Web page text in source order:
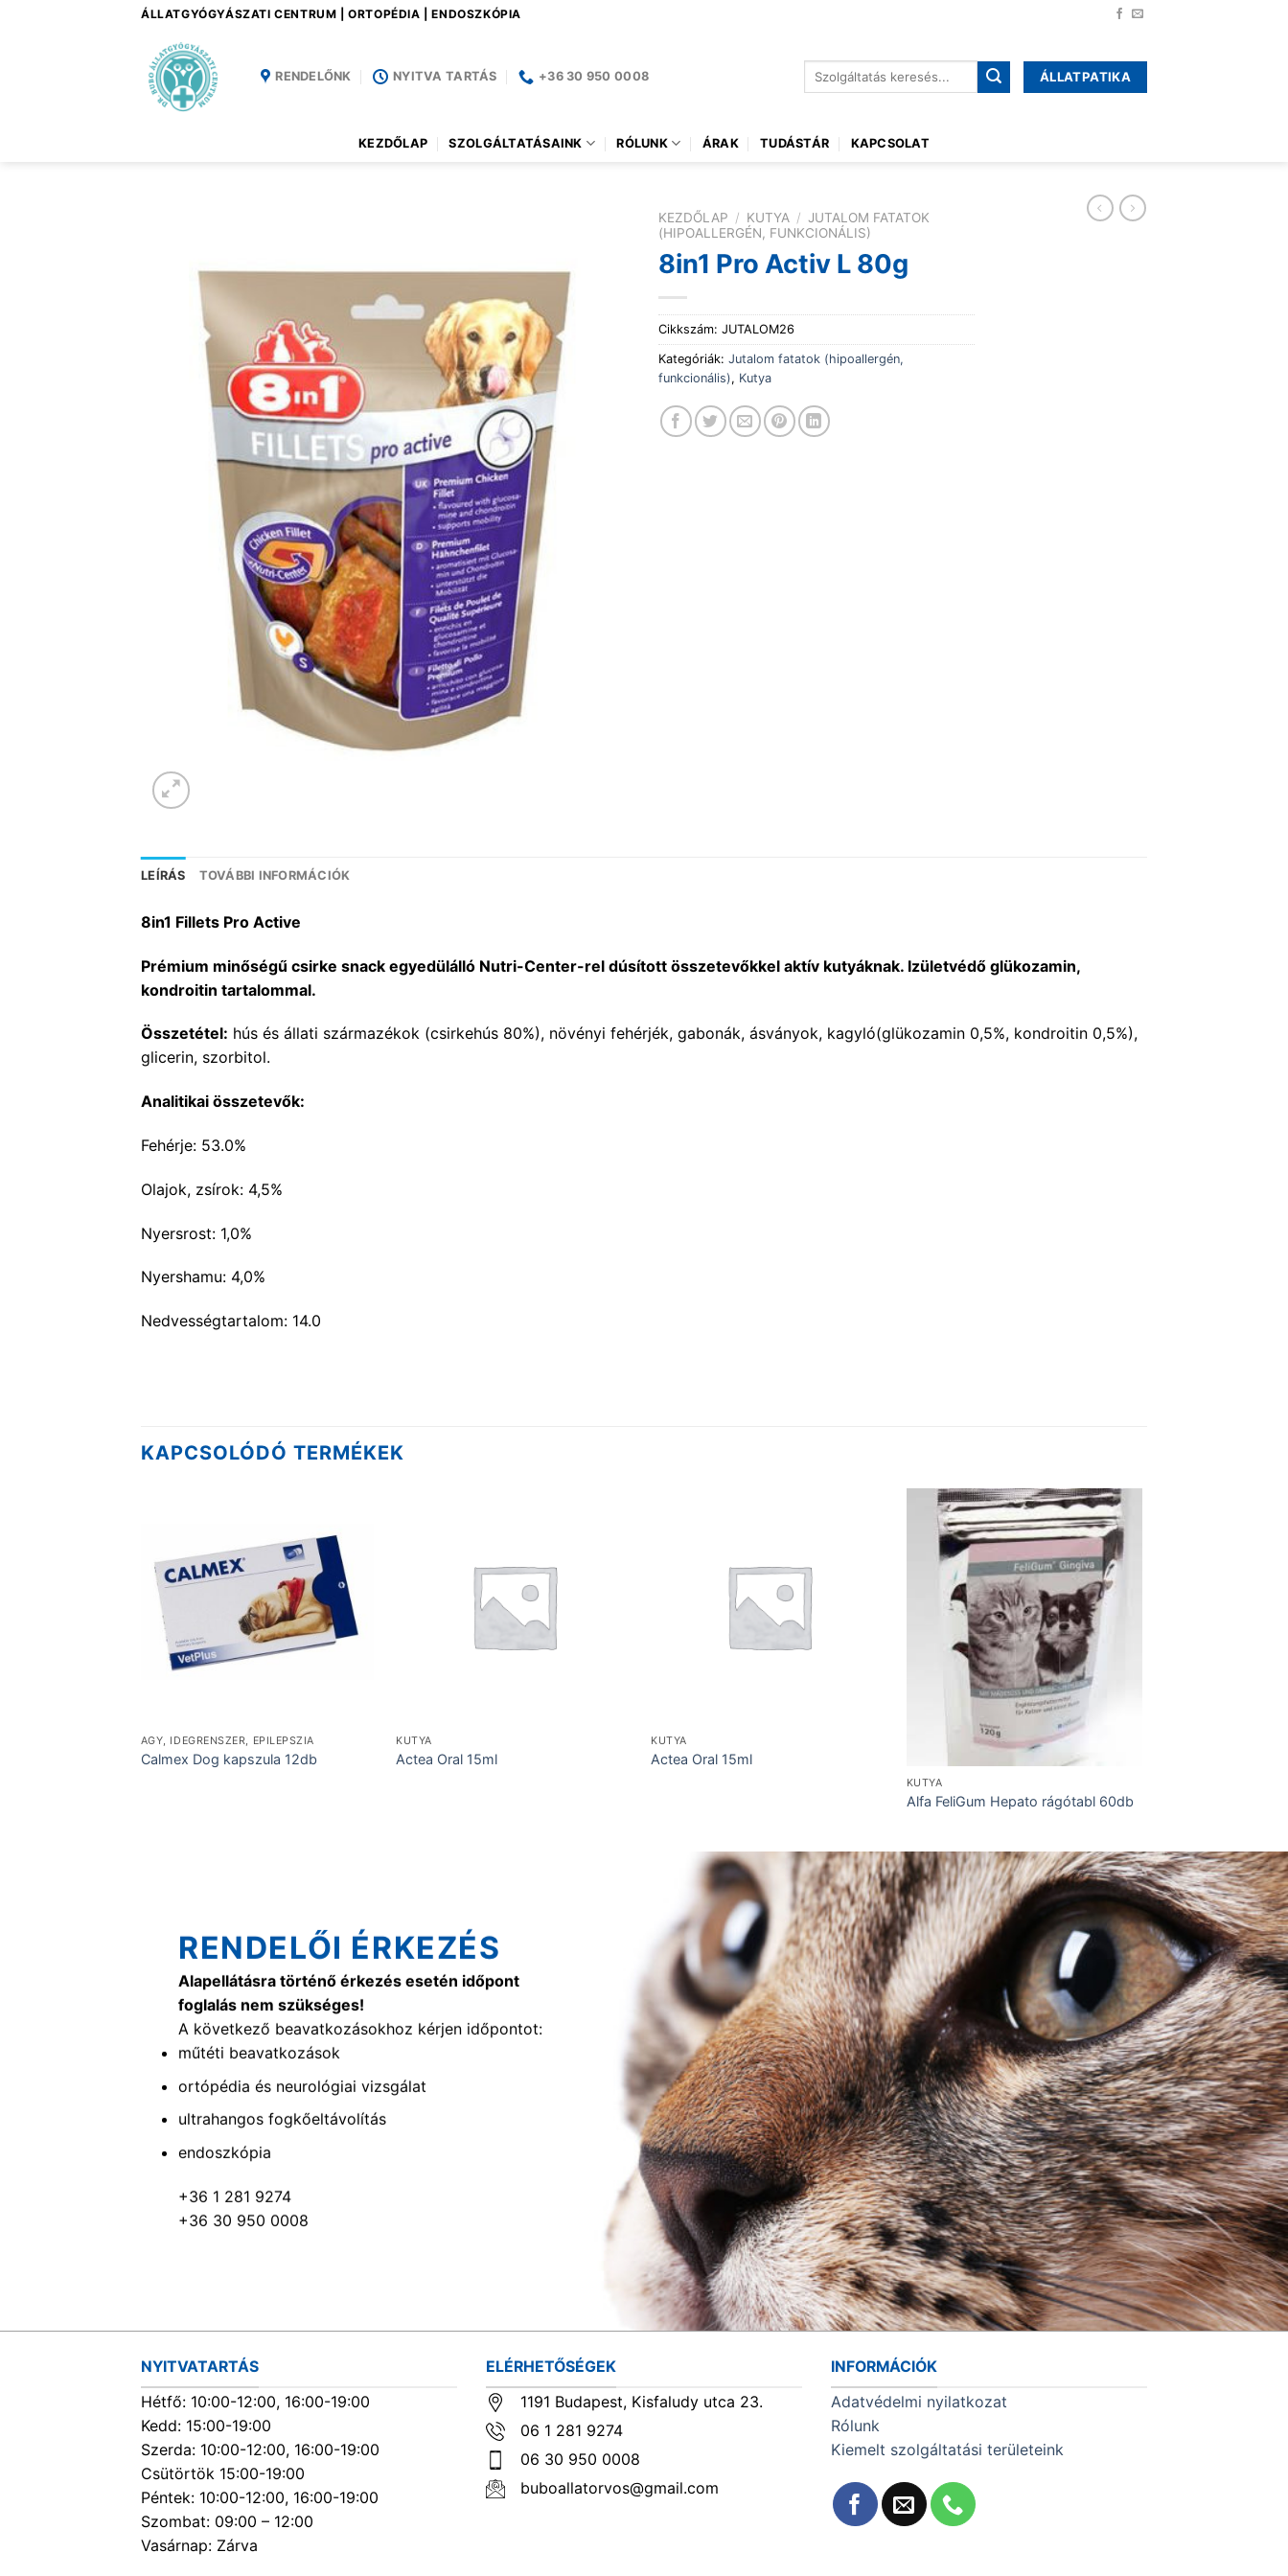
ÁLLATGYÓGYÁSZATI CENTRUM | ORTOPÉDIA | ENDOSZKÓPIA
RENDELŐNK NYITVA TARTÁS +36 30 950 0008
Keresés
ÁLLATPATIKA
KEZDŐLAP SZOLGÁLTATÁSAINK RÓLUNK ÁRAK TUDÁSTÁR KAPCSOLAT
KEZDŐLAP / KUTYA / JUTALOM FATATOK
(HIPOALLERGÉN, FUNKCIONÁLIS)
8in1 Pro Activ L 80g
Cikkszám: JUTALOM26
Kategóriák: Jutalom fatatok (hipoallergén,
funkcionális), Kutya
LEÍRÁS TOVÁBBI INFORMÁCIÓK
8in1 Fillets Pro Active
Prémium minőségű csirke snack egyedülálló Nutri-Center-rel dúsított összetevőkkel aktív kutyáknak. Izületvédő glükozamin,
kondroitin tartalommal.
Összetétel: hús és állati származékok (csirkehús 80%), növényi fehérjék, gabonák, ásványok, kagyló(glükozamin 0,5%, kondroitin 0,5%),
glicerin, szorbitol.
Analitikai összetevők:
Fehérje: 53.0%
Olajok, zsírok: 4,5%
Nyersrost: 1,0%
Nyershamu: 4,0%
Nedvességtartalom: 14.0
KAPCSOLÓDÓ TERMÉKEK
AGY, IDEGRENSZER, EPILEPSZIA
Calmex Dog kapszula 12db
KUTYA
Actea Oral 15ml
KUTYA
Actea Oral 15ml
KUTYA
Alfa FeliGum Hepato rágótabl 60db
RENDELŐI ÉRKEZÉS
Alapellátásra történő érkezés esetén időpont
foglalás nem szükséges!
A következő beavatkozásokhoz kérjen időpontot:
műtéti beavatkozások
ortópédia és neurológiai vizsgálat
ultrahangos fogkőeltávolítás
endoszkópia
+36 1 281 9274
+36 30 950 0008
NYITVATARTÁS
Hétfő: 10:00-12:00, 16:00-19:00
Kedd: 15:00-19:00
Szerda: 10:00-12:00, 16:00-19:00
Csütörtök 15:00-19:00
Péntek: 10:00-12:00, 16:00-19:00
Szombat: 09:00 – 12:00
Vasárnap: Zárva
ELÉRHETŐSÉGEK
1191 Budapest, Kisfaludy utca 23.
06 1 281 9274
06 30 950 0008
buboallatorvos@gmail.com
INFORMÁCIÓK
Adatvédelmi nyilatkozat
Rólunk
Kiemelt szolgáltatási területeink